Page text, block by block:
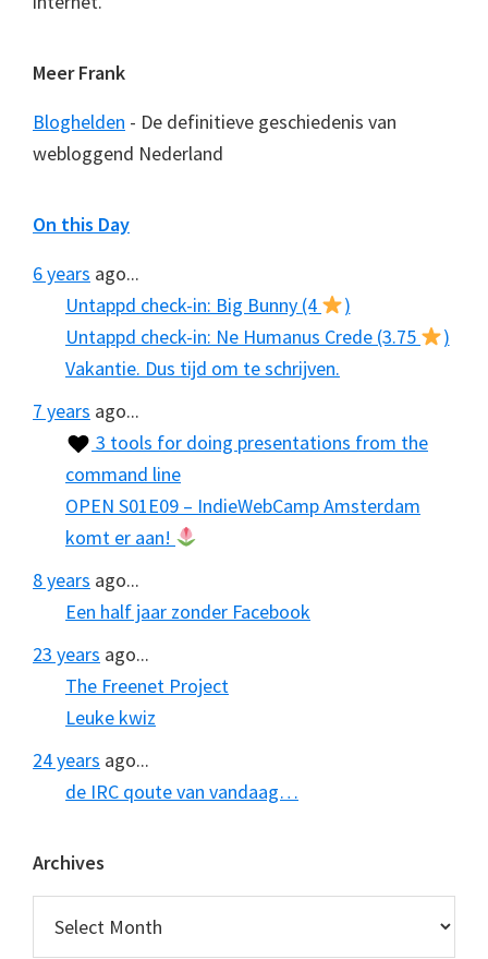
Meer Frank
Bloghelden - De definitieve geschiedenis van
webloggend Nederland
On this Day
6 years ago...
Untappd check-in: Big Bunny (4
)
Untappd check-in: Ne Humanus Crede (3.75
)
Vakantie. Dus tijd om te schrijven.
7 years ago...
3 tools for doing presentations from the
command line
OPEN S01E09 – IndieWebCamp Amsterdam
komt er aan!
8 years ago...
Een half jaar zonder Facebook
23 years ago...
The Freenet Project
Leuke kwiz
24 years ago...
de IRC qoute van vandaag…
Archives